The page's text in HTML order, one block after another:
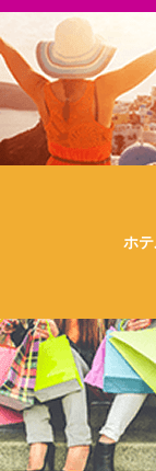
ホ